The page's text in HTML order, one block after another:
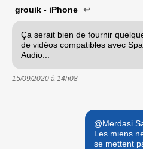
grouik - iPhone ↩
Ça serait bien de fournir
de vidéos compatibles avec
Audio...
15/09/2020 à 14h08
@Merdasi
Les miens
se mettent